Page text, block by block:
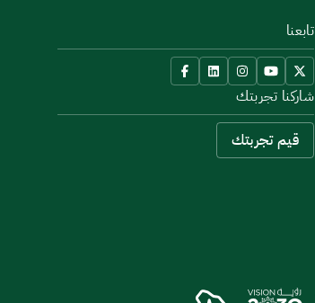
تابعنا
شاركنا تجربتك
قيم تجربتك